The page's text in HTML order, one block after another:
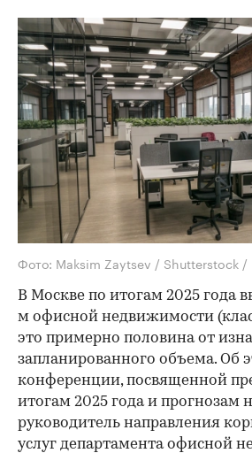
Фото: Maksim Zaytsev / Shutterstock /
В Москве по итогам 2025 года
м офисной недвижимости
это примерно половина от
запланированного объема. Об
конференции, посвященной
итогам 2025 года и прогнозам
руководитель направления
услуг департамента офисной